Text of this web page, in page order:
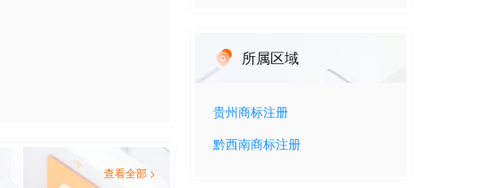
查看全部 >
所属区域
贵州 商标注册
黔西南商标注册